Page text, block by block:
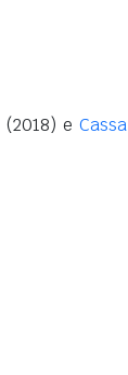
(2018) eCassa